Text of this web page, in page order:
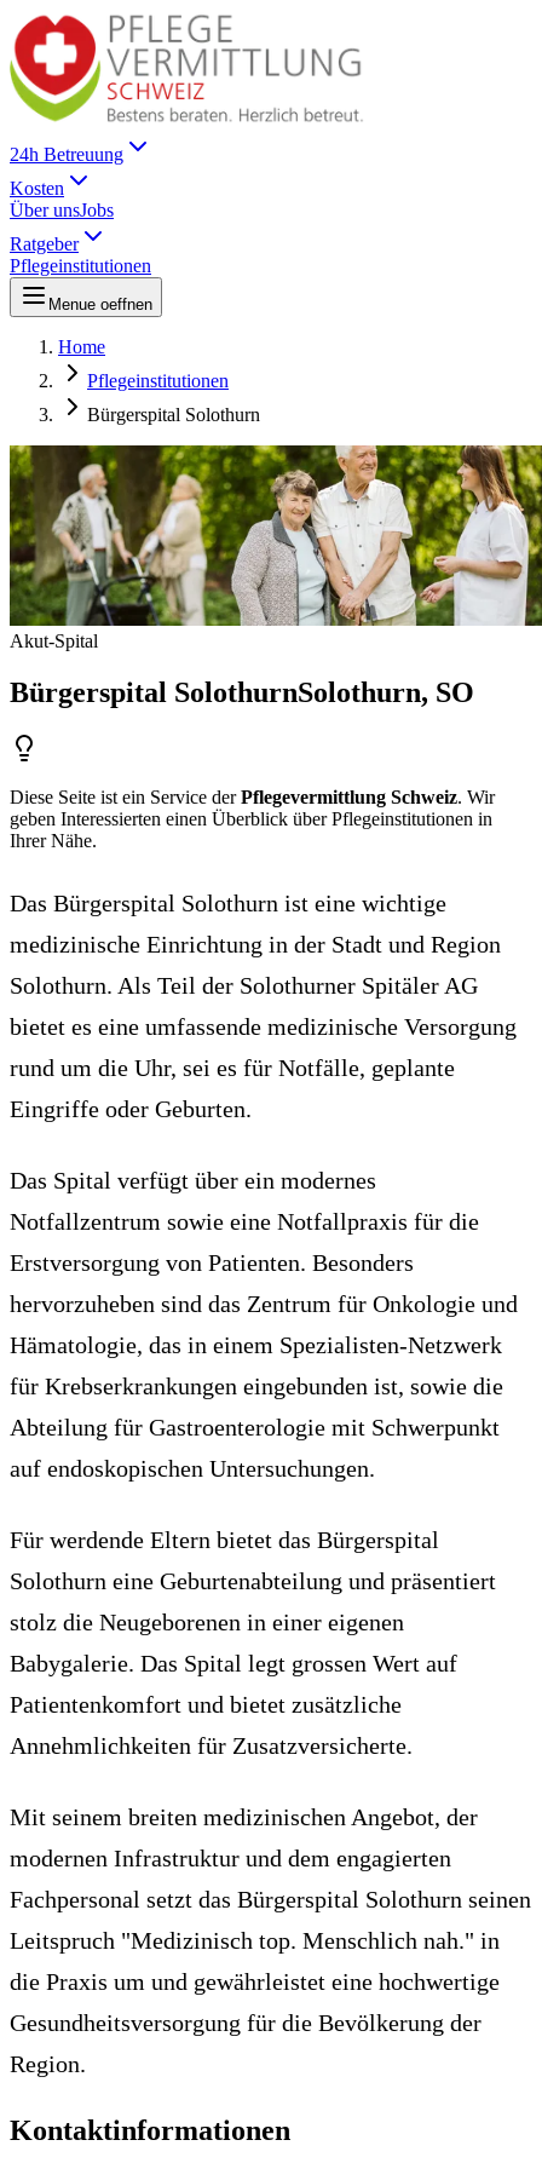
24h Betreuung
Kosten
Über unsJobs
Ratgeber
Pflegeinstitutionen
Menue oeffnen
Home
Pflegeinstitutionen
Bürgerspital Solothurn
Akut-Spital
Bürgerspital SolothurnSolothurn, SO
Diese Seite ist ein Service derPflegevermittlung Schweiz. Wir
geben Interessierten einen Überblick über Pflegeinstitutionen in
Ihrer Nähe.
Das Bürgerspital Solothurn ist eine wichtige
medizinische Einrichtung in der Stadt und Region
Solothurn. Als Teil der Solothurner Spitäler AG
bietet es eine umfassende medizinische Versorgung
rund um die Uhr, sei es für Notfälle, geplante
Eingriffe oder Geburten.
Das Spital verfügt über ein modernes
Notfallzentrum sowie eine Notfallpraxis für die
Erstversorgung von Patienten. Besonders
hervorzuheben sind das Zentrum für Onkologie und
Hämatologie, das in einem Spezialisten-Netzwerk
für Krebserkrankungen eingebunden ist, sowie die
Abteilung für Gastroenterologie mit Schwerpunkt
auf endoskopischen Untersuchungen.
Für werdende Eltern bietet das Bürgerspital
Solothurn eine Geburtenabteilung und präsentiert
stolz die Neugeborenen in einer eigenen
Babygalerie. Das Spital legt grossen Wert auf
Patientenkomfort und bietet zusätzliche
Annehmlichkeiten für Zusatzversicherte.
Mit seinem breiten medizinischen Angebot, der
modernen Infrastruktur und dem engagierten
Fachpersonal setzt das Bürgerspital Solothurn seinen
Leitspruch "Medizinisch top. Menschlich nah." in
die Praxis um und gewährleistet eine hochwertige
Gesundheitsversorgung für die Bevölkerung der
Region.
Kontaktinformationen